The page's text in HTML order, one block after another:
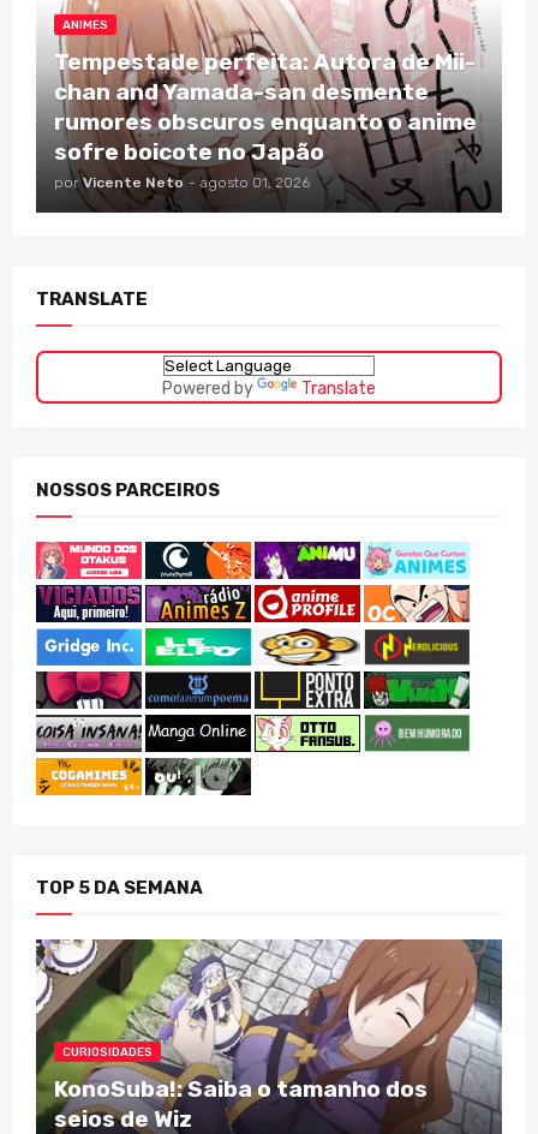
ANIMES
Tempestade perfeita: Autora de Mii-
chan and Yamada-san desmente
rumores obscuros enquanto o anime
sofre boicote no Japão
por Vicente Neto - agosto 01, 2026
TRANSLATE
Powered by Translate
NOSSOS PARCEIROS
TOP 5 DA SEMANA
CURIOSIDADES
KonoSuba!: Saiba o tamanho dos
seios de Wiz